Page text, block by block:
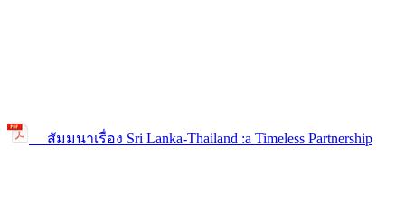
สัมมนาเรื่อง Sri Lanka-Thailand :a Timeless Partnership